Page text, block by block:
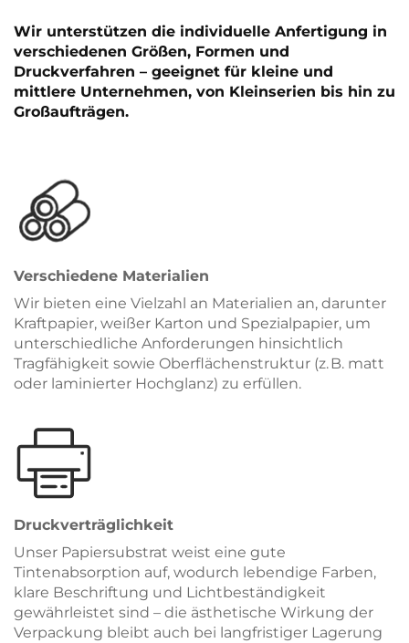
Wir unterstützen die individuelle Anfertigung in
verschiedenen Größen, Formen und
Druckverfahren – geeignet für kleine und
mittlere Unternehmen, von Kleinserien bis hin zu
Großaufträgen.
Verschiedene Materialien
Wir bieten eine Vielzahl an Materialien an, darunter
Kraftpapier, weißer Karton und Spezialpapier, um
unterschiedliche Anforderungen hinsichtlich
Tragfähigkeit sowie Oberflächenstruktur (z. B. matt
oder laminierter Hochglanz) zu erfüllen.
Druckverträglichkeit
Unser Papiersubstrat weist eine gute
Tintenabsorption auf, wodurch lebendige Farben,
klare Beschriftung und Lichtbeständigkeit
gewährleistet sind – die ästhetische Wirkung der
Verpackung bleibt auch bei langfristiger Lagerung